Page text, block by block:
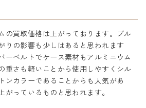
の買取価格は上がっております。ブル
りの影響も少しはあると思われます
ーベルトでケース素材もアルミニウム
重さも軽いことから使用しやすくシル
ンカラーであることからも人気があ
がっているものと思われます。